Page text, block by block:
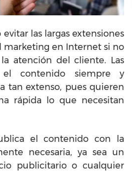
evitar las largas extensiones
marketing en Internet si no
atención del cliente. Las
el contenido siempre y
tan extenso, pues quieren
rápida lo que necesitan
el contenido con la
necesaria, ya sea un
publicitario o cualquier